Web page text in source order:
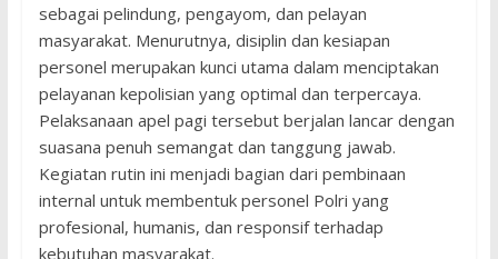
sebagai pelindung, pengayom, dan pelayan
masyarakat. Menurutnya, disiplin dan kesiapan
personel merupakan kunci utama dalam menciptakan
pelayanan kepolisian yang optimal dan terpercaya.
Pelaksanaan apel pagi tersebut berjalan lancar dengan
suasana penuh semangat dan tanggung jawab.
Kegiatan rutin ini menjadi bagian dari pembinaan
internal untuk membentuk personel Polri yang
profesional, humanis, dan responsif terhadap
kebutuhan masyarakat.